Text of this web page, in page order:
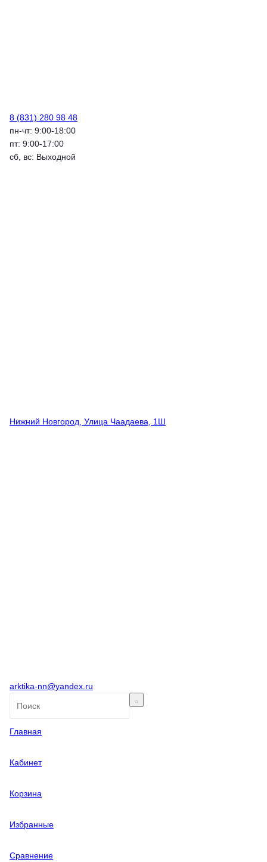
8 (831) 280 98 48
пн-чт: 9:00-18:00
пт: 9:00-17:00
сб, вс: Выходной
Нижний Новгород, Улица Чаадаева, 1Ш
arktika-nn@yandex.ru
Главная
Кабинет
Корзина
Избранные
Сравнение